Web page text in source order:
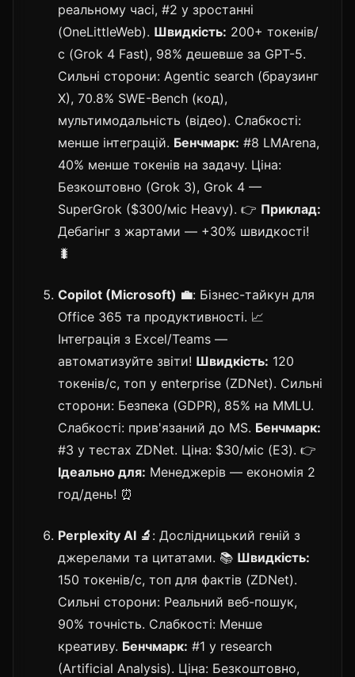
реальному часі, #2 у зростанні
(OneLittleWeb). Швидкість: 200+ токенів/
с (Grok 4 Fast), 98% дешевше за GPT-5.
Сильні сторони: Agentic search (браузинг
X), 70.8% SWE-Bench (код),
мультимодальність (відео). Слабкості:
менше інтеграцій. Бенчмарк: #8 LMArena,
40% менше токенів на задачу. Ціна:
Безкоштовно (Grok 3), Grok 4 —
SuperGrok ($300/міс Heavy). 👉 Приклад:
Дебагінг з жартами — +30% швидкості!
🐛
Copilot (Microsoft) 💼: Бізнес-тайкун для
Office 365 та продуктивності. 📈
Інтеграція з Excel/Teams —
автоматизуйте звіти! Швидкість: 120
токенів/с, топ у enterprise (ZDNet). Сильні
сторони: Безпека (GDPR), 85% на MMLU.
Слабкості: прив'язаний до MS. Бенчмарк:
#3 у тестах ZDNet. Ціна: $30/міс (E3). 👉
Ідеально для: Менеджерів — економія 2
год/день! ⏰
Perplexity AI 🔬 : Дослідницький геній з
джерелами та цитатами. 📚 Швидкість:
150 токенів/с, топ для фактів (ZDNet).
Сильні сторони: Реальний веб-пошук,
90% точність. Слабкості: Менше
креативу. Бенчмарк: #1 у research
(Artificial Analysis). Ціна: Безкоштовно,